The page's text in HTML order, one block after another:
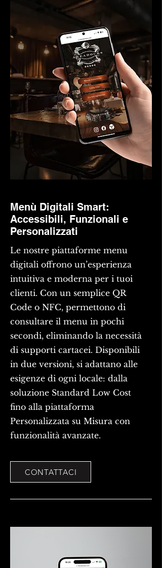
Menù Digitali Smart:
Accessibili, Funzionali e
Personalizzati
Le nostre piattaforme menu
digitali offrono un’esperienza
intuitiva e moderna per i tuoi
clienti. Con un semplice QR
Code o NFC, permettono di
consultare il menu in pochi
secondi, eliminando la necessità
di supporti cartacei. Disponibili
in due versioni, si adattano alle
esigenze di ogni locale: dalla
soluzione Standard Low Cost
fino alla piattaforma
Personalizzata su Misura con
funzionalità avanzate.
CONTATTACI